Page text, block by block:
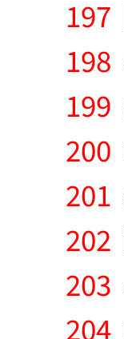
197
198
199
200
201
202
203